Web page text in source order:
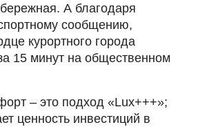
А благодаря
сообщению,
курортного города
15 минут на общественном
– это подход «Lux+++»;
ценность инвестиций в